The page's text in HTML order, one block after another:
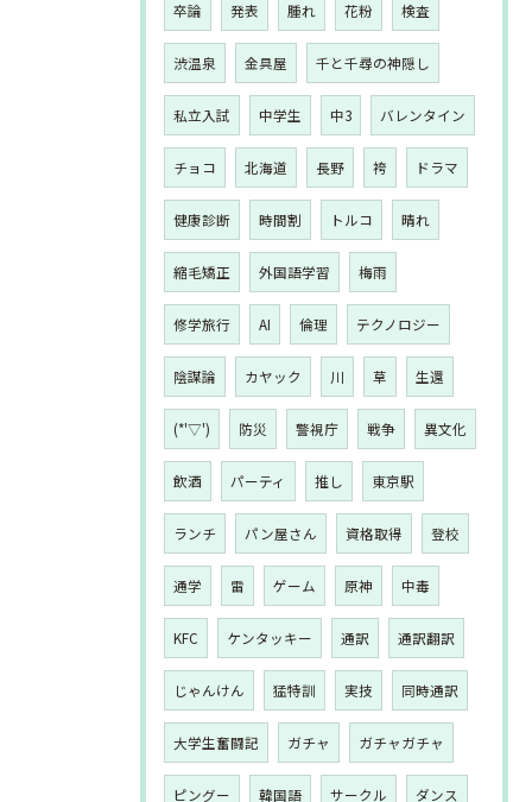
卒論 発表 腫れ 花粉 検査
渋温泉 金具屋 千と千尋の神隠し
私立入試 中学生 中3 バレンタイン
チョコ 北海道 長野 袴 ドラマ
健康診断 時間割 トルコ 晴れ
縮毛矯正 外国語学習 梅雨
修学旅行 AI 倫理 テクノロジー
陰謀論 カヤック 川 草 生還
(*'▽') 防災 警視庁 戦争 異文化
飲酒 パーティ 推し 東京駅
ランチ パン屋さん 資格取得 登校
通学 雷 ゲーム 原神 中毒
KFC ケンタッキー 通訳 通訳翻訳
じゃんけん 猛特訓 実技 同時通訳
大学生奮闘記 ガチャ ガチャガチャ
ピングー 韓国語 サークル ダンス